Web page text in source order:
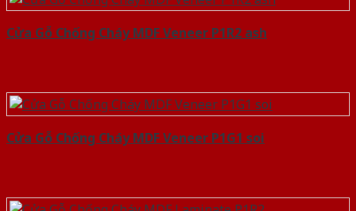
Cửa Gỗ Chống Cháy MDF Veneer P1R2 ash
Cửa Gỗ Chống Cháy MDF Veneer P1G1 soi